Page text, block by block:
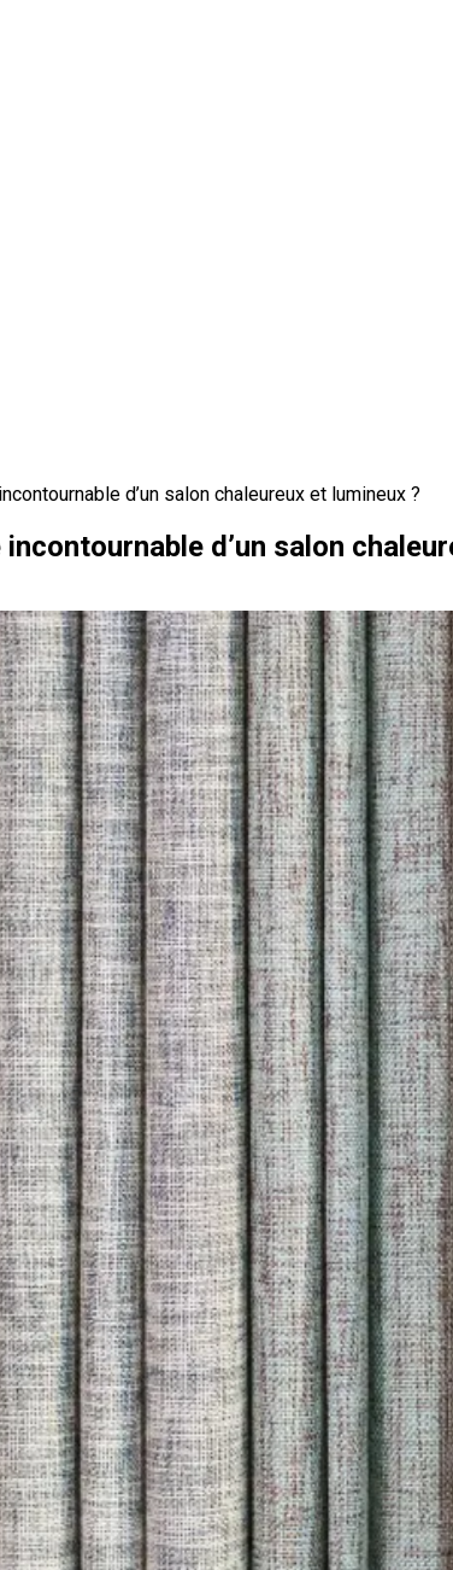
d’un salon chaleureux et lumineux ?
d’un salon